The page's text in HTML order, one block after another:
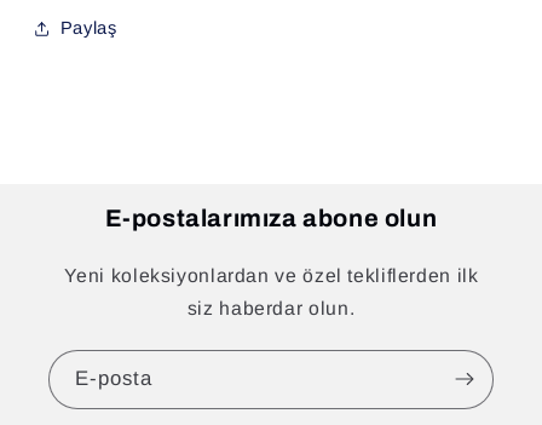
Paylaş
E-postalarımıza abone olun
Yeni koleksiyonlardan ve özel tekliflerden ilk
siz haberdar olun.
E-posta